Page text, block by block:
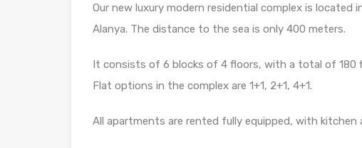
Our new luxury modern residential complex is
Alanya. The distance to the sea is only 400 meters.
It consists of 6 blocks of 4 floors, with a total of 180
Flat options in the complex are 1+1, 2+1, 4+1.
All apartments are rented fully equipped, with kitchen